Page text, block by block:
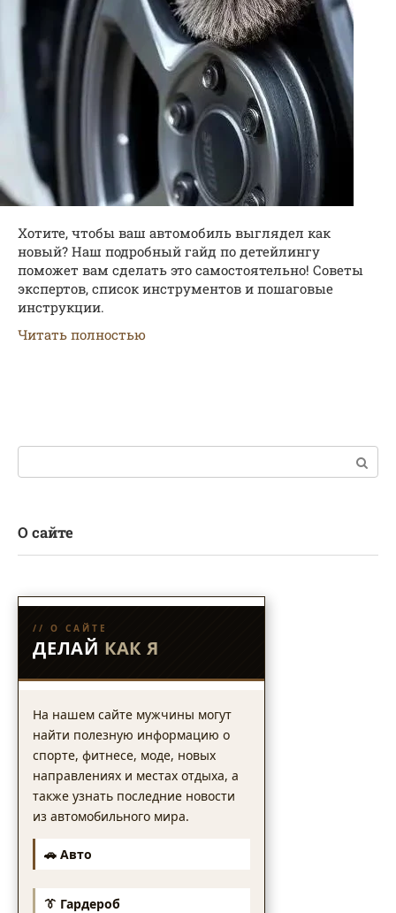
Хотите, чтобы ваш автомобиль выглядел как
новый? Наш подробный гайд по детейлингу
поможет вам сделать это самостоятельно! Советы
экспертов, список инструментов и пошаговые
инструкции.
Читать полностью
Поиск:
О сайте
// О САЙТЕ
ДЕЛАЙ КАК Я
На нашем сайте мужчины могут
найти полезную информацию о
спорте, фитнесе, моде, новых
направлениях и местах отдыха, а
также узнать последние новости
из автомобильного мира.
🚗 Авто
👔 Гардероб